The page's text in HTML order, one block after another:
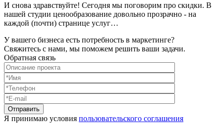
И снова здравствуйте! Сегодня мы поговорим про скидки. В
нашей студии ценообразование довольно прозрачно - на
каждой (почти) странице услуг…
У вашего бизнеса есть потребность в маркетинге?
Свяжитесь с нами, мы поможем решить ваши задачи.
Обратная связь
Я принимаю условия пользовательского соглашения